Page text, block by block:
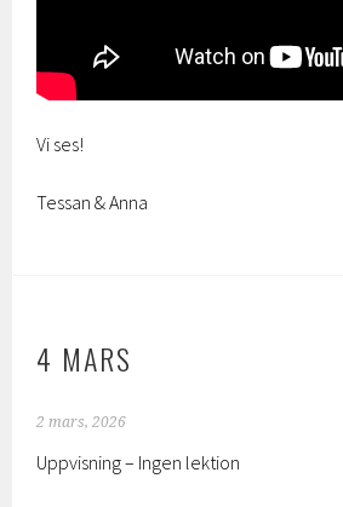
Vi ses!
Tessan & Anna
4 MARS
2 mars, 2026
Uppvisning – Ingen lektion